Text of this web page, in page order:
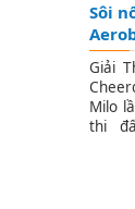
Sôi
Giải
Milo
thi